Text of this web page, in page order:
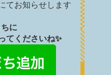
てお知らせします
に
てくださいね✨